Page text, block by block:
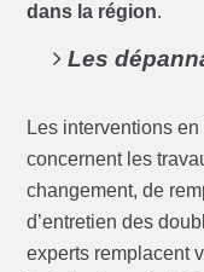
dans la région.
Les
Les interventions
concernent les
changement, de
d’entretien des
experts remplacent